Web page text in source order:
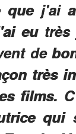
que j'ai
eu très
de
très
films.
qui